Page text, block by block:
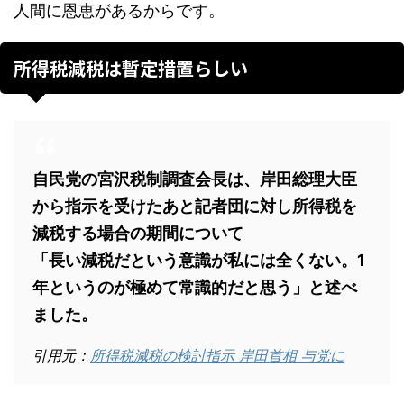
人間に恩恵があるからです。
所得税減税は暫定措置らしい
自民党の宮沢税制調査会長は、岸田総理大臣
から指示を受けたあと記者団に対し所得税を
減税する場合の期間について
「長い減税だという意識が私には全くない。1
年というのが極めて常識的だと思う」と述べ
ました。
引用元： 所得税減税の検討指示 岸田首相 与党に